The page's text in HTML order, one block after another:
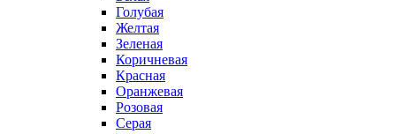
Голубая
Желтая
Зеленая
Коричневая
Красная
Оранжевая
Розовая
Серая